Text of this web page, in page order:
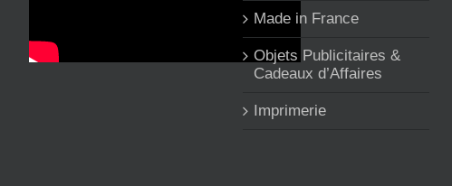
Made in France
Objets Publicitaires &
Cadeaux d’Affaires
Imprimerie